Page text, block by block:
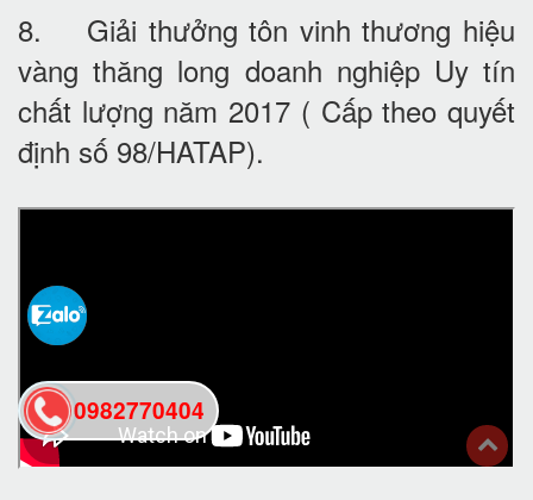
8. Giải thưởng tôn vinh thương hiệu
vàng thăng long doanh nghiệp Uy tín
chất lượng năm 2017 ( Cấp theo quyết
định số 98/HATAP).
0982770404